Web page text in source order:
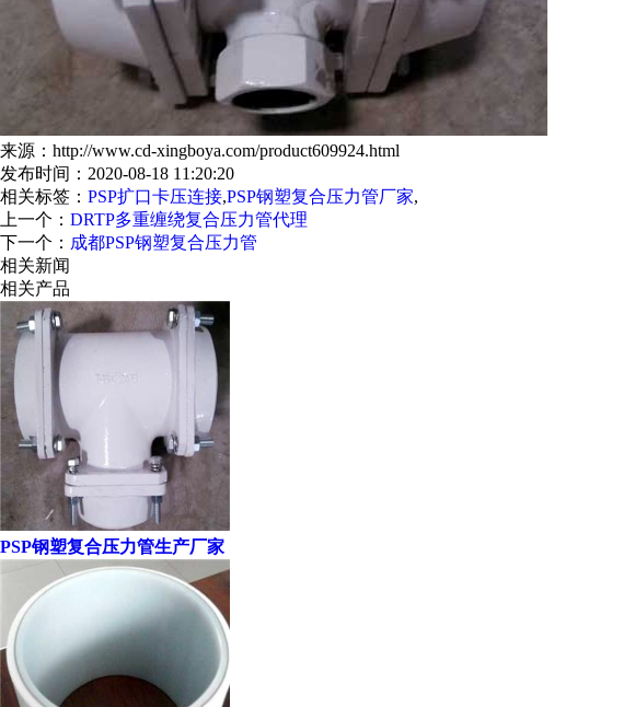
来源：http://www.cd-xingboya.com/product609924.html
发布时间：2020-08-18 11:20:20
相关标签： PSP扩口卡压连接,PSP钢塑复合压力管厂家,
上一个： DRTP多重缠绕复合压力管代理
下一个： 成都PSP钢塑复合压力管
相关新闻
相关产品
PSP钢塑复合压力管生产厂家